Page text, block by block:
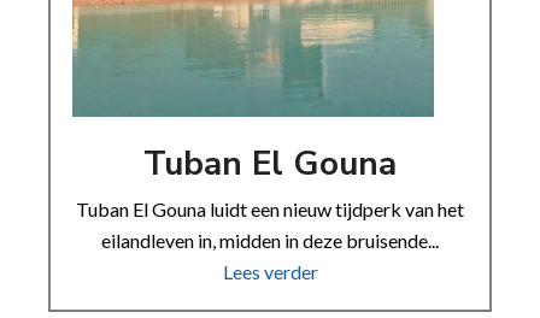
Tuban El Gouna
Tuban El Gouna luidt een nieuw tijdperk van het
eilandleven in, midden in deze bruisende...
Lees verder